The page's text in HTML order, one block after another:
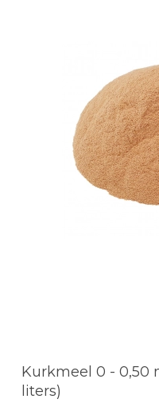
Kurkmeel 0 - 0,50
liters)